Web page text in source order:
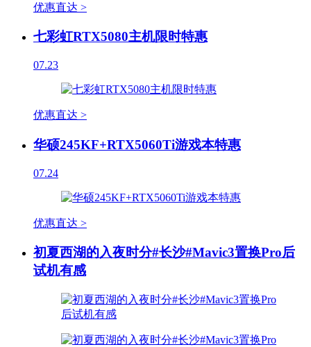
优惠直达 >
七彩虹RTX5080主机限时特惠
07.23
优惠直达 >
华硕245KF+RTX5060Ti游戏本特惠
07.24
优惠直达 >
初夏西湖的入夜时分#长沙#Mavic3置换Pro后
试机有感